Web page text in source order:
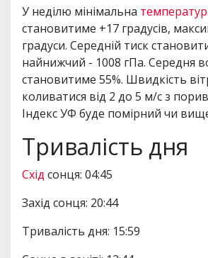
У неділю мінімальна
становитиме +17 градусів,
градуси. Середній тиск
найнижчий - 1008 гПа. Середня
становитиме 55%. Швидкість
коливатися від 2 до 5 м/с з
Індекс УФ буде помірний чи
Тривалість дня
Схід сонця: 04:45
Захід сонця: 20:44
Тривалість дня: 15:59